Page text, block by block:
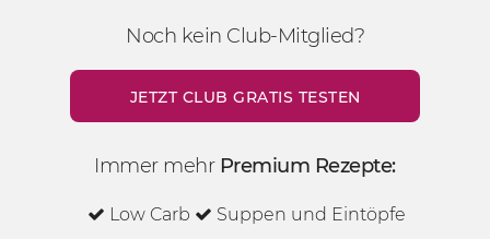
Noch kein Club-Mitglied?
JETZT CLUB GRATIS TESTEN
Immer mehr Premium Rezepte:
Low Carb
Suppen und Eintöpfe